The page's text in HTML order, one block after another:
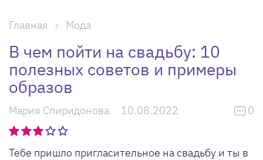
Главная Мода
В чем пойти на свадьбу: 10
полезных советов и примеры
образов
Мария Спиридонова 10.08.2022 0
Тебе пришло пригласительное на свадьбу и ты в